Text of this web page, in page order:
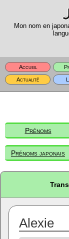
Mon nom en
Accueil
Actualité
Prénoms
Prénoms japonais
Alexie